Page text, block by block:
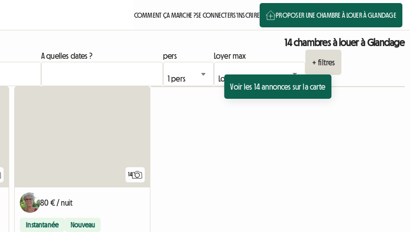
COMMENT ÇA MARCHE ?SE CONNECTERS'INSCRIRE PROPOSER UNE CHAMBRE À LOUER À GLANDAGE
14 chambres à louer à Glandage
A quelles dates ? pers
Loyer max
+ filtres
Voir les 14 annonces sur la carte
14
80 € / nuit
Instantanée Nouveau